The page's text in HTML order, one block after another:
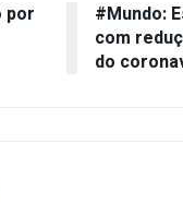
por
#Mundo:
com
do